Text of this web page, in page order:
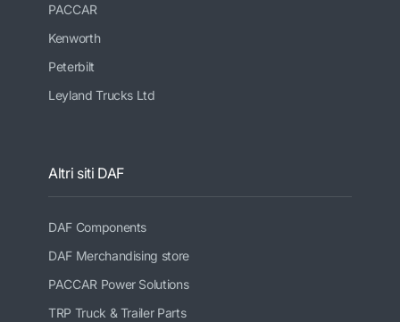
PACCAR
Kenworth
Peterbilt
Leyland Trucks Ltd
Altri siti DAF
DAF Components
DAF Merchandising store
PACCAR Power Solutions
TRP Truck & Trailer Parts